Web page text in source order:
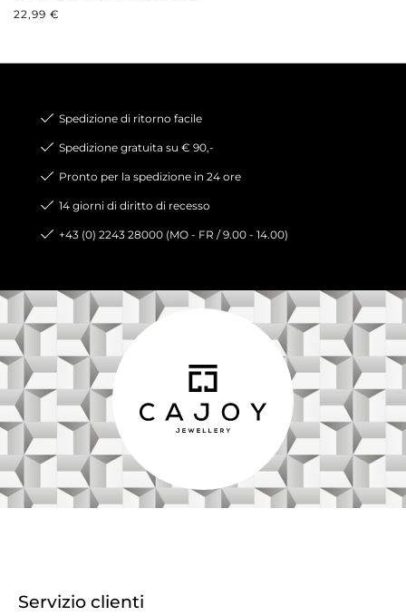
PREZZO NORMALE:
22,99 €
Spedizione di ritorno facile
Spedizione gratuita su € 90,-
Pronto per la spedizione in 24 ore
14 giorni di diritto di recesso
+43 (0) 2243 28000 (MO - FR / 9.00 - 14.00)
Servizio clienti